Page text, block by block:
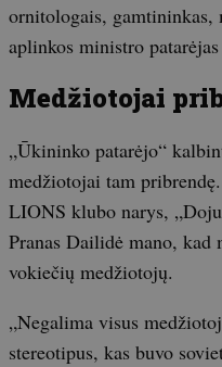
ornitologais,
aplinkos ministro
Medžiotojai
„Ūkininko patarėjo“
medžiotojai tam
LIONS klubo narys,
Pranas Dailidė mano,
vokiečių medžiotojų.
„Negalima visus
stereotipus, kas buvo